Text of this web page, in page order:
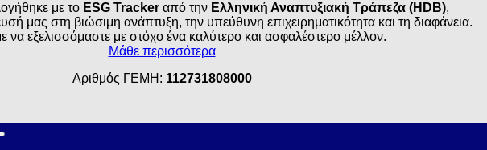
με το ESG Tracker από την Ελληνική Αναπτυξιακή Τράπεζα (HDB),
μας στη βιώσιμη ανάπτυξη, την υπεύθυνη επιχειρηματικότητα και τη διαφάνεια.
να εξελισσόμαστε με στόχο ένα καλύτερο και ασφαλέστερο μέλλον.
Μάθε περισσότερα
Αριθμός ΓΕΜΗ: 112731808000